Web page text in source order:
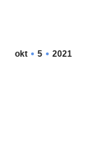
okt 5 2021